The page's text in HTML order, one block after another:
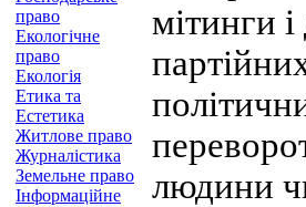
право
Екологічне
право
Екологія
Етика та
Естетика
Житлове право
Журналістика
Земельне право
Інформаційне
мітинги
людини